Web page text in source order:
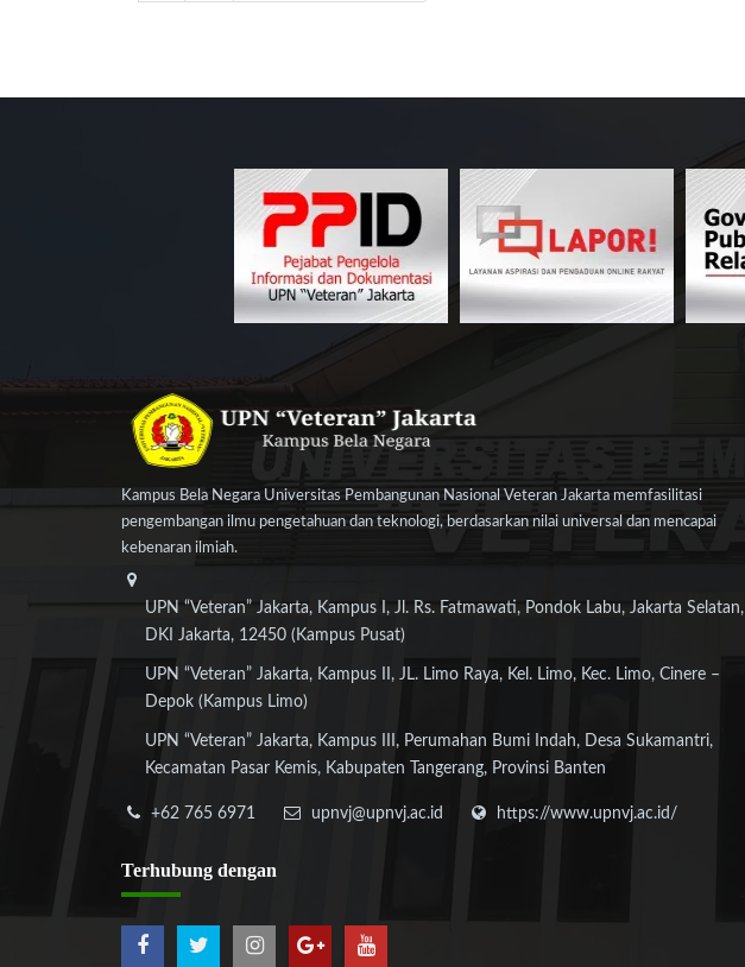
Kampus Bela Negara Universitas Pembangunan Nasional Veteran Jakarta memfasilitasi
pengembangan ilmu pengetahuan dan teknologi, berdasarkan nilai universal dan mencapai
kebenaran ilmiah.
UPN “Veteran” Jakarta, Kampus I, Jl. Rs. Fatmawati, Pondok Labu, Jakarta Selatan,
DKI Jakarta, 12450 (Kampus Pusat)
UPN “Veteran” Jakarta, Kampus II, JL. Limo Raya, Kel. Limo, Kec. Limo, Cinere –
Depok (Kampus Limo)
UPN “Veteran” Jakarta, Kampus III, Perumahan Bumi Indah, Desa Sukamantri,
Kecamatan Pasar Kemis, Kabupaten Tangerang, Provinsi Banten
+62 765 6971 upnvj@upnvj.ac.id https://www.upnvj.ac.id/
Terhubung dengan